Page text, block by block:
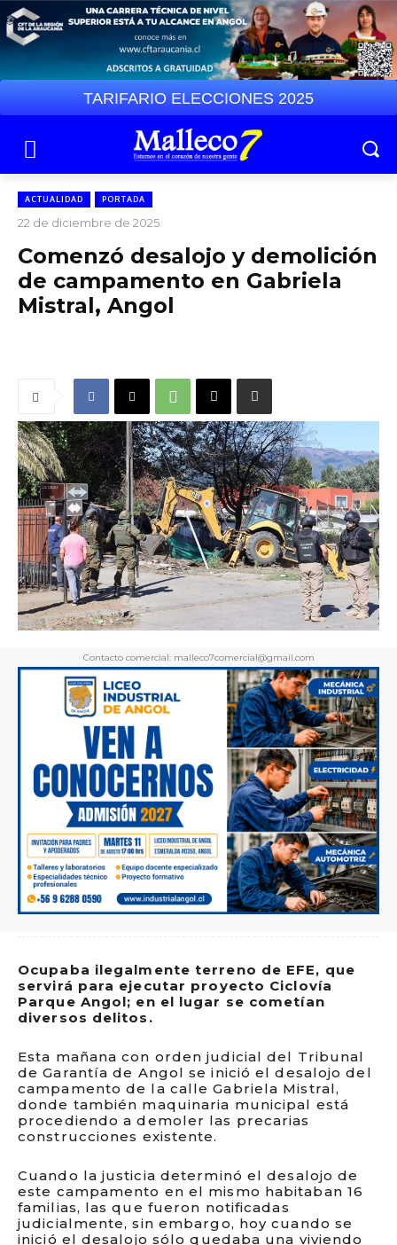
TARIFARIO ELECCIONES 2025
ACTUALIDAD PORTADA
22 de diciembre de 2025
Comenzó desalojo y demolición
de campamento en Gabriela
Mistral, Angol
Contacto comercial: malleco7comercial@gmail.com
Ocupaba ilegalmente terreno de EFE, que
servirá para ejecutar proyecto Ciclovía
Parque Angol; en el lugar se cometían
diversos delitos.
Esta mañana con orden judicial del Tribunal
de Garantía de Angol se inició el desalojo del
campamento de la calle Gabriela Mistral,
donde también maquinaria municipal está
procediendo a demoler las precarias
construcciones existente.
Cuando la justicia determinó el desalojo de
este campamento en el mismo habitaban 16
familias, las que fueron notificadas
judicialmente, sin embargo, hoy cuando se
inició el desalojo sólo quedaba una viviendo